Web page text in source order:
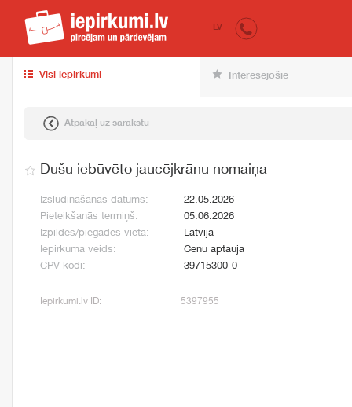
iepirkumi.lv
LV
Visi iepirkumi Interesējošie
Atpakaļ uz sarakstu
Dušu iebūvēto jaucējkrānu nomaiņa
Izsludināšanas datums:
22.05.2026
Pieteikšanās termiņš:
05.06.2026
Izpildes/piegādes vieta:
Latvija
Iepirkuma veids:
Cenu aptauja
CPV kodi:
39715300-0
Iepirkumi.lv ID: 5397955